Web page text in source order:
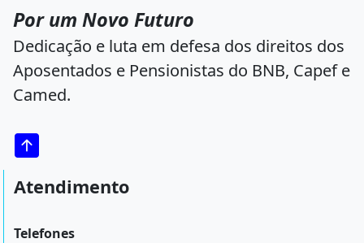
Por um Novo Futuro
Dedicação e luta em defesa dos direitos dos
Aposentados e Pensionistas do BNB, Capef e
Camed.
Atendimento
Telefones